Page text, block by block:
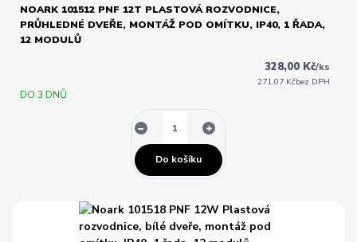
NOARK 101512 PNF 12T PLASTOVÁ ROZVODNICE,
PRŮHLEDNÉ DVEŘE, MONTÁŽ POD OMÍTKU, IP40, 1 ŘADA,
12 MODULŮ
328,00 Kč/ks
271,07 Kčbez DPH
DO 3 DNŮ
Do košíku